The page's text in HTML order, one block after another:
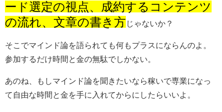
ード選定の視点、成約するコンテンツ
の流れ、文章の書き方 じゃないか？
そこでマインド論を語られても何もプラスにならんのよ。
参加するだけ時間と金の無駄でしかない。
あのね、もしマインド論を聞きたいなら稼いで専業になっ
て自由な時間と金を手に入れてからにしたらいいよ。